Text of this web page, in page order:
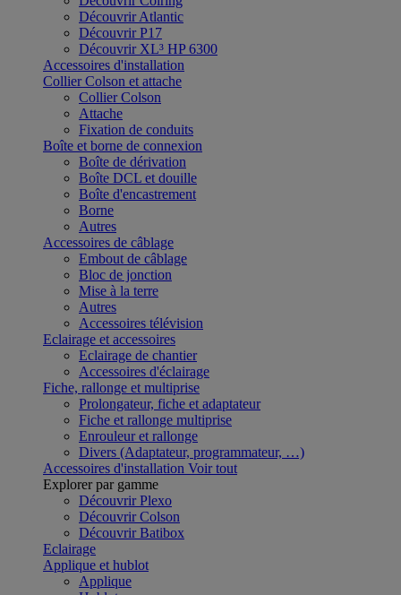
Découvrir Atlantic
Découvrir P17
Découvrir XL³ HP 6300
Accessoires d'installation
Collier Colson et attache
Collier Colson
Attache
Fixation de conduits
Boîte et borne de connexion
Boîte de dérivation
Boîte DCL et douille
Boîte d'encastrement
Borne
Autres
Accessoires de câblage
Embout de câblage
Bloc de jonction
Mise à la terre
Autres
Accessoires télévision
Eclairage et accessoires
Eclairage de chantier
Accessoires d'éclairage
Fiche, rallonge et multiprise
Prolongateur, fiche et adaptateur
Fiche et rallonge multiprise
Enrouleur et rallonge
Divers (Adaptateur, programmateur, …)
Accessoires d'installation Voir tout
Explorer par gamme
Découvrir Plexo
Découvrir Colson
Découvrir Batibox
Eclairage
Applique et hublot
Applique